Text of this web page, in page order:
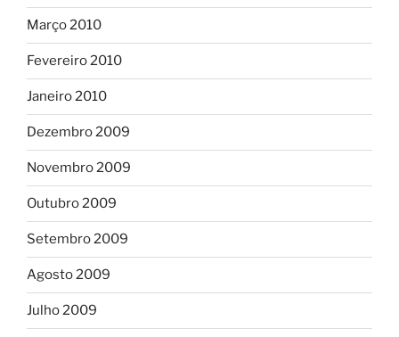
Março 2010
Fevereiro 2010
Janeiro 2010
Dezembro 2009
Novembro 2009
Outubro 2009
Setembro 2009
Agosto 2009
Julho 2009